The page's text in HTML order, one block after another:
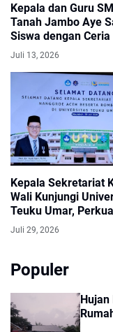
Kepala dan Guru
Tanah Jambo Aye
Siswa dengan Ceria
Hari Pertama MPLS
Juli 13, 2026
Kepala Sekretariat
Wali Kunjungi
Teuku Umar,
Sinergi Pelestarian
Keacehan
Juli 29, 2026
Populer
Hujan